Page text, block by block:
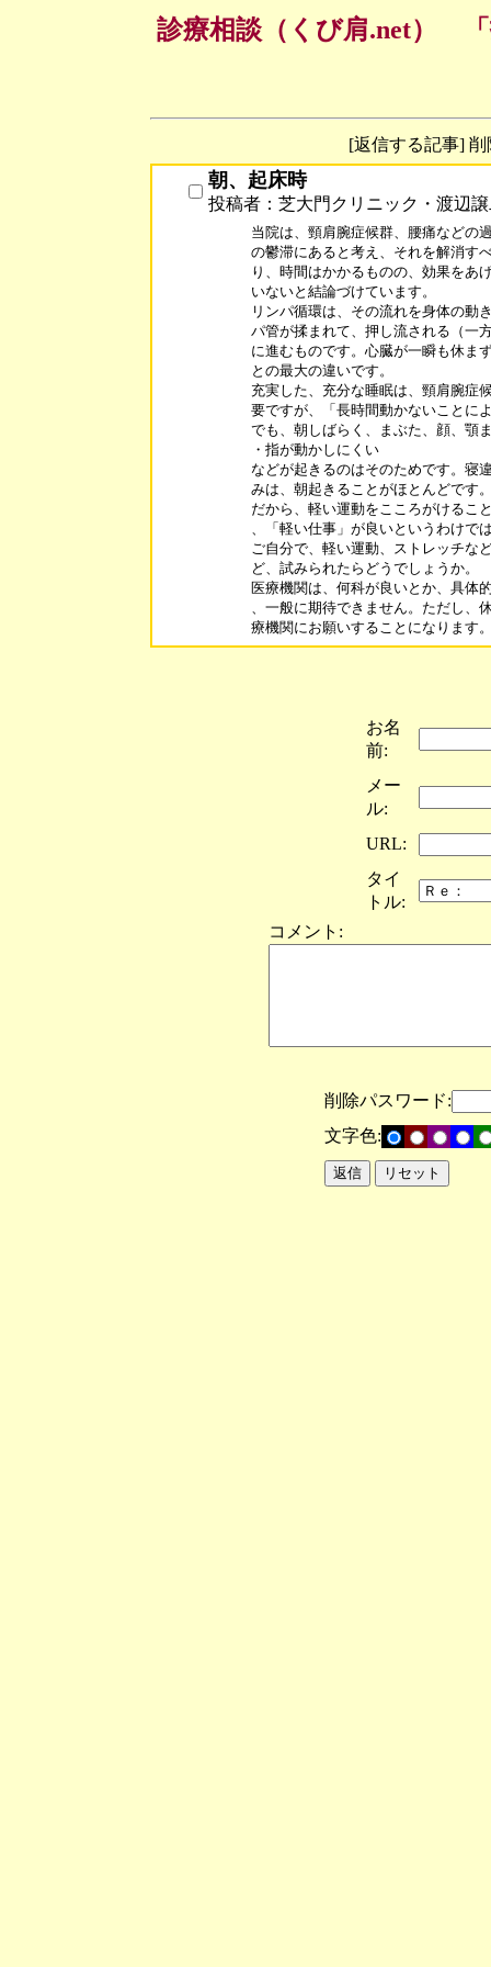
診療相談（くび肩.net）
[返信する記事]
朝、起床時
投稿者：芝大門クリニック・渡辺
当院は、頸肩腕症候群、腰痛などの
の鬱滞にあると考え、それを解消す
り、時間はかかるものの、効果をあ
いないと結論づけています。
リンパ循環は、その流れを身体の動
パ管が揉まれて、押し流される（一
に進むものです。心臓が一瞬も休ま
との最大の違いです。
充実した、充分な睡眠は、頸肩腕症
要ですが、「長時間動かないことに
でも、朝しばらく、まぶた、顔、顎
・指が動かしにくい
などが起きるのはそのためです。寝
みは、朝起きることがほとんどです
だから、軽い運動をこころがけるこ
、「軽い仕事」が良いというわけで
ご自分で、軽い運動、ストレッチな
ど、試みられたらどうでしょうか。
医療機関は、何科が良いとか、具体
、一般に期待できません。ただし、
お名
前:
メー
ル:
URL:
タイ
トル:
コメント:
削除パスワード:
文字色: